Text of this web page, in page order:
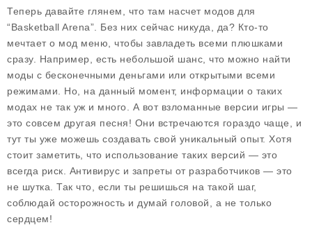
Теперь давайте глянем, что там насчет модов для
“Basketball Arena”. Без них сейчас никуда, да? Кто-то
мечтает о мод меню , чтобы завладеть всеми плюшками
сразу. Например, есть небольшой шанс, что можно найти
моды с бесконечными деньгами или открытыми всеми
режимами. Но, на данный момент, информации о таких
модах не так уж и много. А вот взломанные версии игры —
это совсем другая песня! Они встречаются гораздо чаще, и
тут ты уже можешь создавать свой уникальный опыт. Хотя
стоит заметить, что использование таких версий — это
всегда риск. Антивирус и запреты от разработчиков — это
не шутка. Так что, если ты решишься на такой шаг,
соблюдай осторожность и думай головой, а не только
сердцем!